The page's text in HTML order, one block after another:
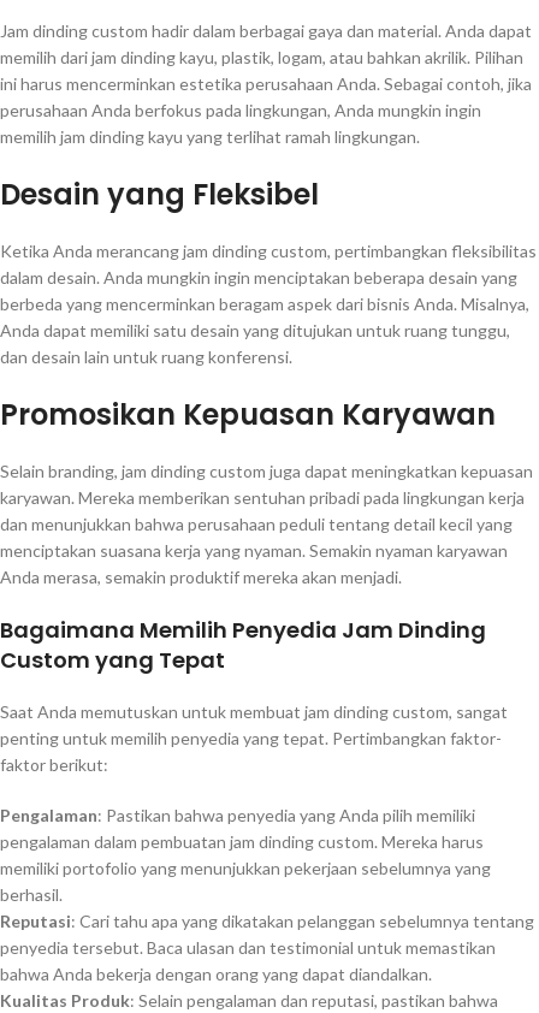
Jam dinding custom hadir dalam berbagai gaya dan material. Anda dapat
memilih dari jam dinding kayu, plastik, logam, atau bahkan akrilik. Pilihan
ini harus mencerminkan estetika perusahaan Anda. Sebagai contoh, jika
perusahaan Anda berfokus pada lingkungan, Anda mungkin ingin
memilih jam dinding kayu yang terlihat ramah lingkungan.
Desain yang Fleksibel
Ketika Anda merancang jam dinding custom, pertimbangkan fleksibilitas
dalam desain. Anda mungkin ingin menciptakan beberapa desain yang
berbeda yang mencerminkan beragam aspek dari bisnis Anda. Misalnya,
Anda dapat memiliki satu desain yang ditujukan untuk ruang tunggu,
dan desain lain untuk ruang konferensi.
Promosikan Kepuasan Karyawan
Selain branding, jam dinding custom juga dapat meningkatkan kepuasan
karyawan. Mereka memberikan sentuhan pribadi pada lingkungan kerja
dan menunjukkan bahwa perusahaan peduli tentang detail kecil yang
menciptakan suasana kerja yang nyaman. Semakin nyaman karyawan
Anda merasa, semakin produktif mereka akan menjadi.
Bagaimana Memilih Penyedia Jam Dinding
Custom yang Tepat
Saat Anda memutuskan untuk membuat jam dinding custom, sangat
penting untuk memilih penyedia yang tepat. Pertimbangkan faktor-
faktor berikut:
Pengalaman: Pastikan bahwa penyedia yang Anda pilih memiliki
pengalaman dalam pembuatan jam dinding custom. Mereka harus
memiliki portofolio yang menunjukkan pekerjaan sebelumnya yang
berhasil.
Reputasi: Cari tahu apa yang dikatakan pelanggan sebelumnya tentang
penyedia tersebut. Baca ulasan dan testimonial untuk memastikan
bahwa Anda bekerja dengan orang yang dapat diandalkan.
Kualitas Produk: Selain pengalaman dan reputasi, pastikan bahwa